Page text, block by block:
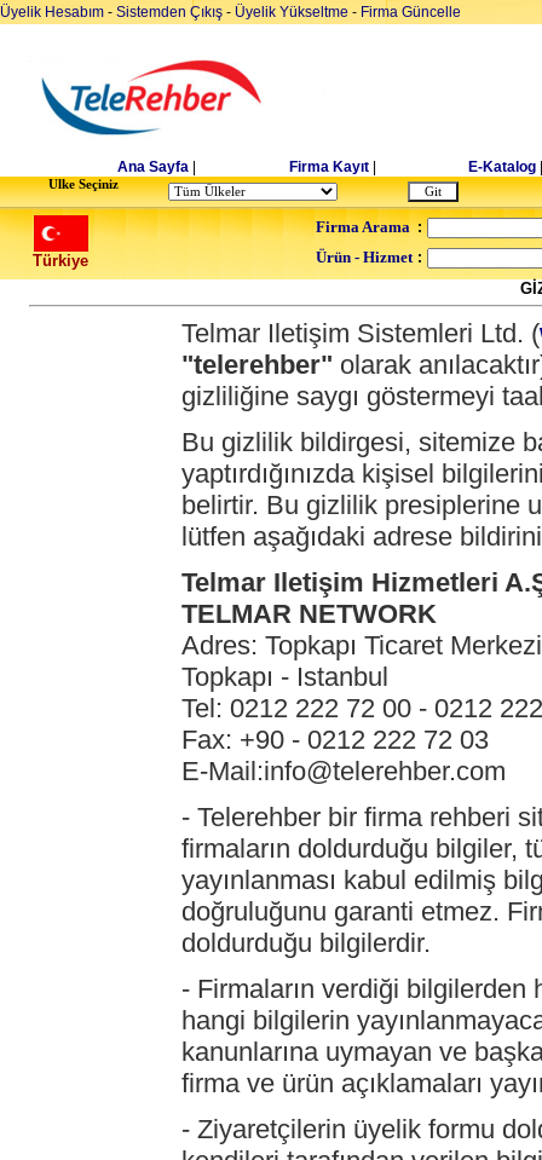
Üyelik Hesabım - Sistemden Çıkış - Üyelik Yükseltme - Firma Güncelle
Ana Sayfa Firma Kayıt E-Katalog
Ulke Seçiniz
Türkiye
Firma Arama :
Ürün - Hizmet :
Telmar Iletişim Sistemleri Ltd. (
"telerehber" olarak
gizliliğine saygı göstermeyi
Bu gizlilik bildirgesi, sitemize
yaptırdığınızda kişisel
belirtir. Bu gizlilik presiplerine
lütfen aşağıdaki adrese
Telmar Iletişim Hizmetleri
TELMAR NETWORK
Adres: Topkapı Ticaret
Topkapı - Istanbul
Tel: 0212 222 72 00 - 0212
Fax: +90 - 0212 222 72 03
E-Mail:info@telerehber.com
- Telerehber bir firma rehberi
firmaların doldurduğu bilgiler,
yayınlanması kabul edilmiş
doğruluğunu garanti etmez.
doldurduğu bilgilerdir.
- Firmaların verdiği bilgilerden
hangi bilgilerin
kanunlarına uymayan ve
firma ve ürün açıklamaları
- Ziyaretçilerin üyelik formu